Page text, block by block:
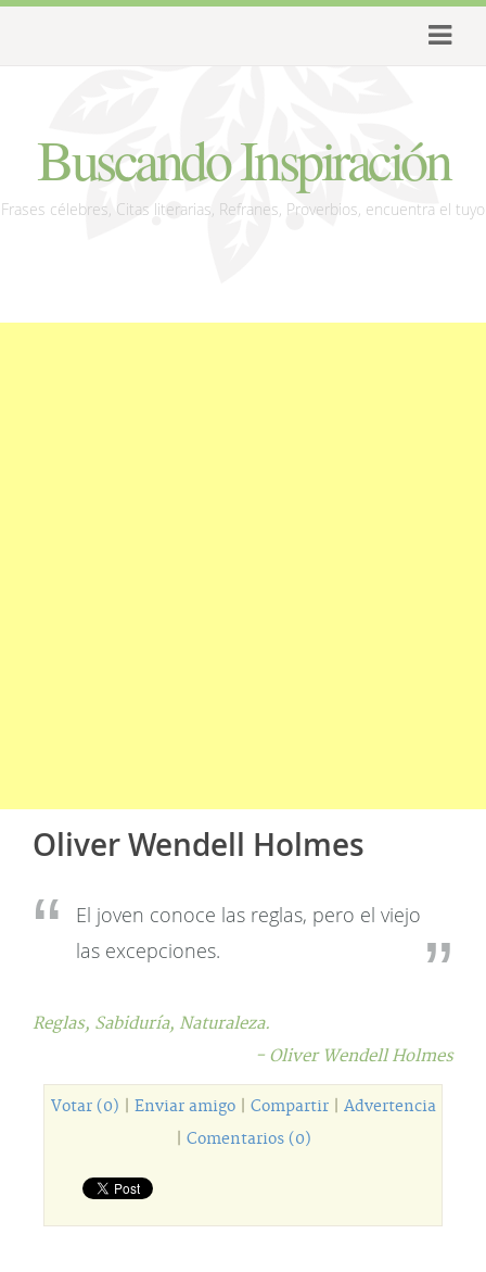
Buscando Inspiración
Frases célebres, Citas literarias, Refranes, Proverbios, encuentra el tuyo
Oliver Wendell Holmes
El joven conoce las reglas, pero el viejo
las excepciones.
Reglas, Sabiduría, Naturaleza.
- Oliver Wendell Holmes
Votar (0) Enviar amigo| Compartir| Advertencia
Comentarios (0)